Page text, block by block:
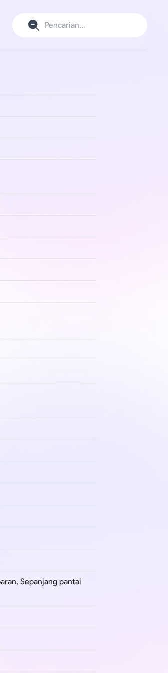
Sepanjang pantai